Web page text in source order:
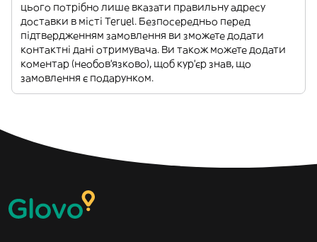
цього потрібно лише вказати правильну адресу
доставки в місті Teruel. Безпосередньо перед
підтвердженням замовлення ви зможете додати
контактні дані отримувача. Ви також можете додати
коментар (необов'язково), щоб кур'єр знав, що
замовлення є подарунком.